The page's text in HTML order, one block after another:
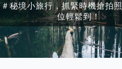
＃秘境小旅行，抓緊時機搶拍
位輕鬆到！